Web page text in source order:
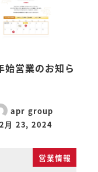
始営業のお知ら
apr group
月 23, 2024
営業情報